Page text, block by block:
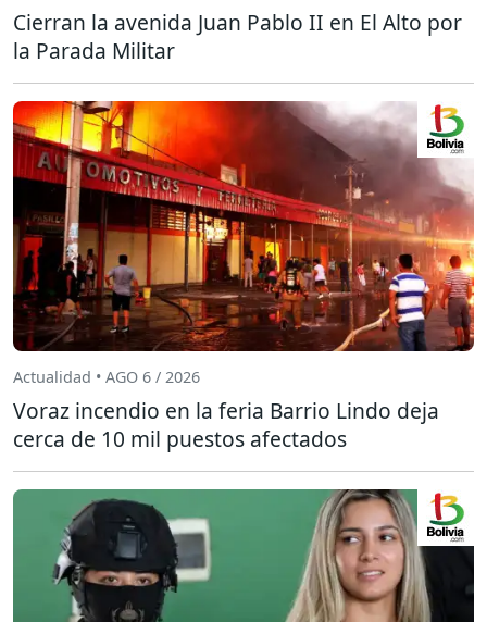
Cierran la avenida Juan Pablo II en El Alto por
la Parada Militar
Actualidad • AGO 6 / 2026
Voraz incendio en la feria Barrio Lindo deja
cerca de 10 mil puestos afectados